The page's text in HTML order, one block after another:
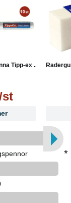
Tipp-ex ...
st
*